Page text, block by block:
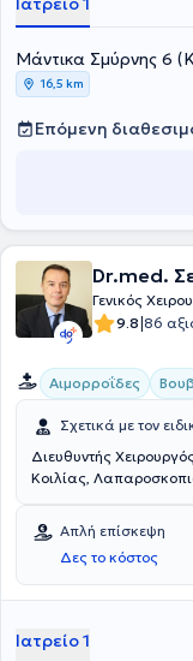
Ογκολογίας, της
Μικροεπεμβάσεις.
Μάντικα Σμύρνης 6
16,5 km
Επόμενη
Dr.med.
Γενικός
9.8|86
Αιμορροΐδες
Σχετικά με τον
Διευθυντής
Κοιλίας,
Απλή επίσκεψη
Δες το κόστος
Ιατρείο 1